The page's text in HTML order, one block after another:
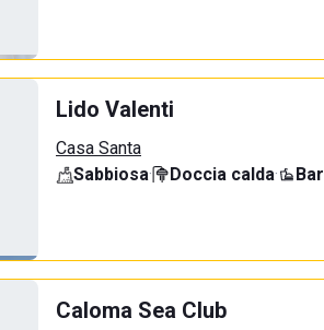
Lido Valenti
Casa Santa
Sabbiosa· Doccia calda· Bar
Caloma Sea Club